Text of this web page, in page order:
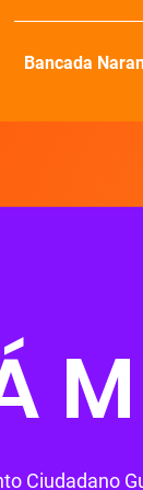
Bancada
Ciudadano